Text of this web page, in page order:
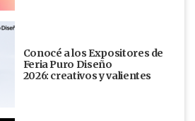
Conocé a los Expositores de
Feria Puro Diseño
2026: creativos y valientes